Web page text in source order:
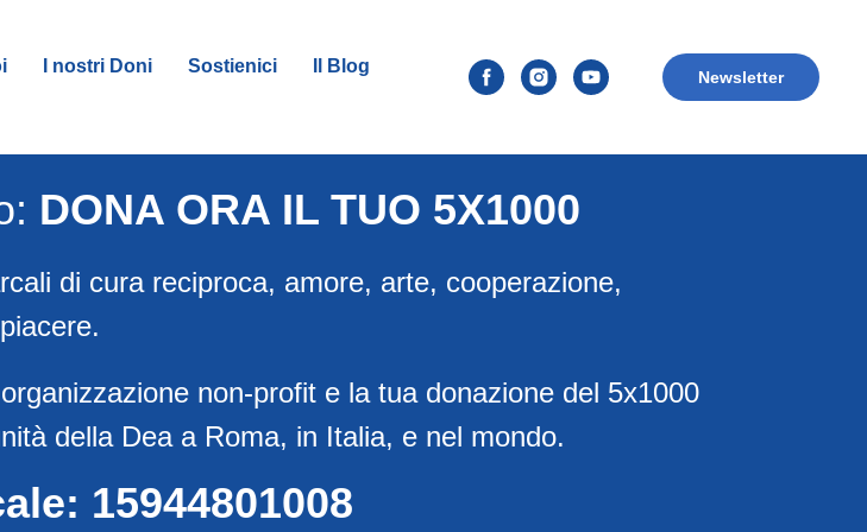
DONA ORA IL TUO 5X1000
di cura reciproca, amore, arte, cooperazione,
non-profit e la tua donazione del 5x1000
della Dea a Roma, in Italia, e nel mondo.
15944801008
I nostri Doni Sostienici
Il Blog
Newsletter